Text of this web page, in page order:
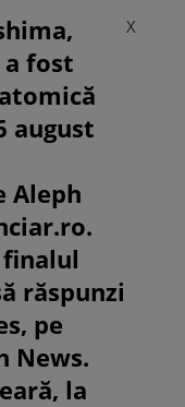
X
a fost
august
Aleph
răspunzi
pe
News.
la